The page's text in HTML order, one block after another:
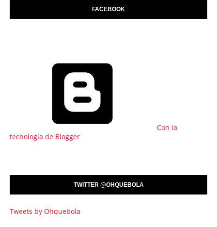
FACEBOOK
Con la
tecnología de Blogger
TWITTER @OHQUEBOLA
Tweets by Ohquebola